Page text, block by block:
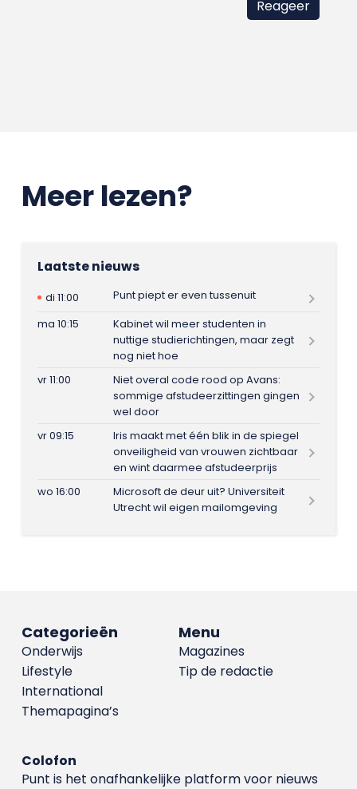
Meer lezen?
Laatste nieuws
di 11:00
Punt piept er even tussenuit
ma 10:15
Kabinet wil meer studenten in
nuttige studierichtingen, maar zegt
nog niet hoe
vr 11:00
Niet overal code rood op Avans:
sommige afstudeerzittingen gingen
wel door
vr 09:15
Iris maakt met één blik in de spiegel
onveiligheid van vrouwen zichtbaar
en wint daarmee afstudeerprijs
wo 16:00
Microsoft de deur uit? Universiteit
Utrecht wil eigen mailomgeving
Menu
Magazines
Tip de redactie
Categorieën
Onderwijs
Lifestyle
International
Themapagina’s
Colofon
Punt is het onafhankelijke platform voor nieuws